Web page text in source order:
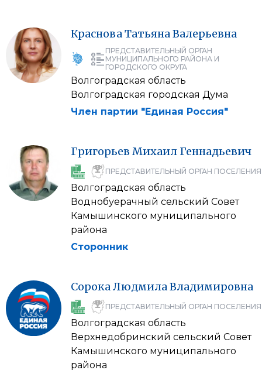
КрасноваТатьянаВалерьевна
ПРЕДСТАВИТЕЛЬНЫЙ ОРГАН
МУНИЦИПАЛЬНОГО РАЙОНА И
ГОРОДСКОГО ОКРУГА
Волгоградская область
Волгоградская городская Дума
Член партии "Единая Россия"
Григорьев Михаил Геннадьевич
ПРЕДСТАВИТЕЛЬНЫЙ ОРГАН ПОСЕЛЕНИЯ
Волгоградская область
Воднобуерачный сельский Совет
Камышинского муниципального
района
Сторонник
СорокаЛюдмилаВладимировна
ПРЕДСТАВИТЕЛЬНЫЙ ОРГАН ПОСЕЛЕНИЯ
Волгоградская область
Верхнедобринский сельский Совет
Камышинского муниципального
района